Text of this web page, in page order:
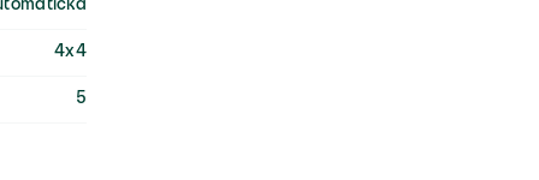
4x4
5